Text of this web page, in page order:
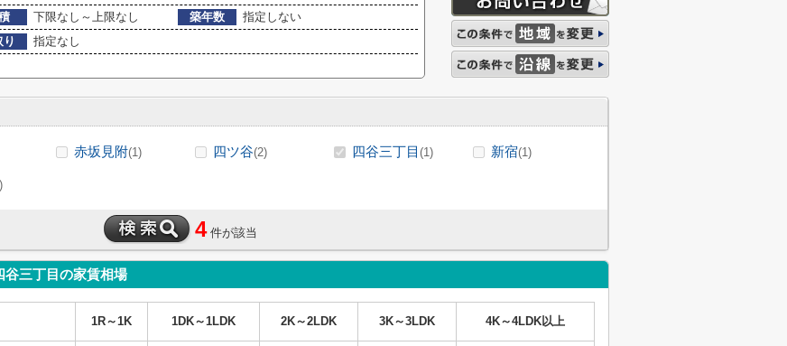
下限なし～上限なし 築年数
指定しない
り
指定なし
赤坂見附(1) 四ツ谷(2) 四谷三丁目 (1) 新宿(1)
4 件が該当
谷三丁目の家賃相場
1R～1K 1DK～1LDK 2K～2LDK 3K～3LDK 4K～4LDK以上